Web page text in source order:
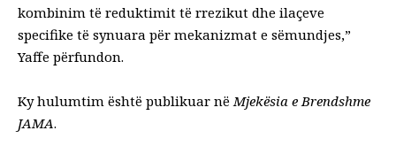
kombinim të reduktimit të rrezikut dhe ilaçeve
specifike të synuara për mekanizmat e sëmundjes,”
Yaffe përfundon.
Ky hulumtim është publikuar në Mjekësia e Brendshme
JAMA.